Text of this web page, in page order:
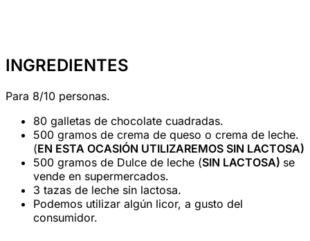
INGREDIENTES
Para 8/10 personas.
80 galletas de chocolate cuadradas.
500 gramos de crema de queso o crema de leche.
(EN ESTA OCASIÓN UTILIZAREMOS SIN LACTOSA)
500 gramos de Dulce de leche (SIN LACTOSA) se
vende en supermercados.
3 tazas de leche sin lactosa.
Podemos utilizar algún licor, a gusto del
consumidor.